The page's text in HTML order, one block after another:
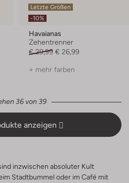
Letzte Größen
-10%
Havaianas
Zehentrenner
€ 29,99 € 26,99
+ mehr farben
36 von 39
anzeigen
inzwischen absoluter Kult
Stadtbummel oder im Café mit